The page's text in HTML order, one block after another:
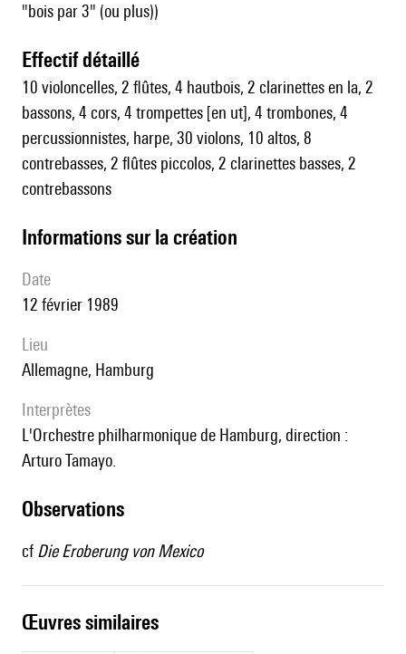
"bois par 3" (ou plus))
effectif détaillé
10 violoncelles, 2 flûtes, 4 hautbois, 2 clarinettes en la, 2
bassons, 4 cors, 4 trompettes [en ut], 4 trombones, 4
percussionnistes, harpe, 30 violons, 10 altos, 8
contrebasses, 2 flûtes piccolos, 2 clarinettes basses, 2
contrebassons
informations sur la création
date
12 février 1989
lieu
Allemagne, Hamburg
interprètes
l'Orchestre philharmonique de Hamburg, direction :
Arturo Tamayo.
observations
cf Die Eroberung von Mexico
œuvres similaires